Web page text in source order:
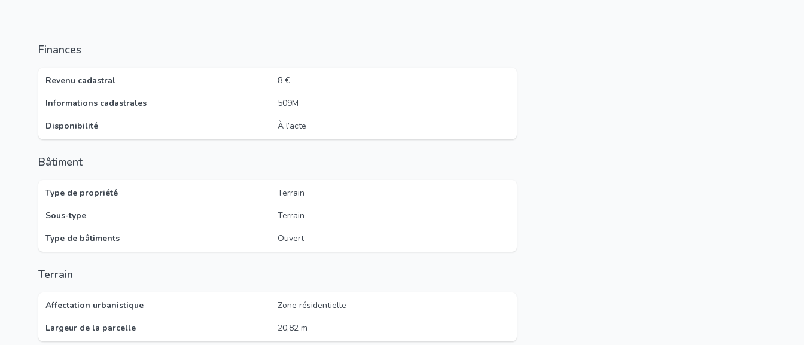
Finances
Revenu cadastral
8 €
Informations cadastrales
509M
Disponibilité
À l’acte
Bâtiment
Type de propriété
Terrain
Sous-type
Terrain
Type de bâtiments
Ouvert
Terrain
Affectation urbanistique
Zone résidentielle
Largeur de la parcelle
20,82 m